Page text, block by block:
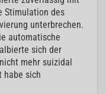
Stimulation des
unterbrechen.
automatische
sich der
mehr suizidal
habe sich